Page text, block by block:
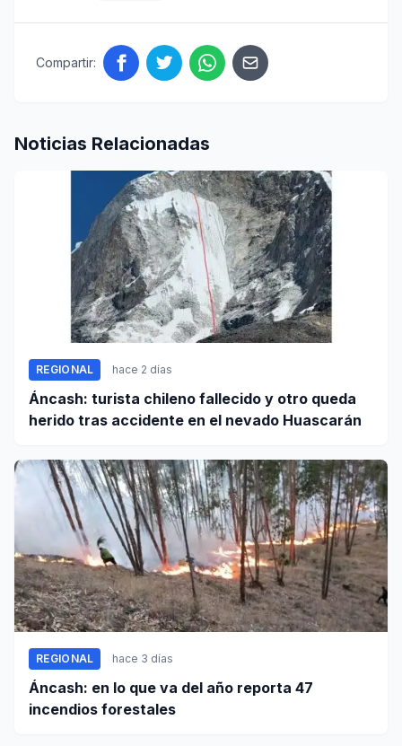
Compartir:
Noticias Relacionadas
REGIONAL hace 2 días
Áncash: turista chileno fallecido y otro queda
herido tras accidente en el nevado Huascarán
REGIONAL hace 3 días
Áncash: en lo que va del año reporta 47
incendios forestales